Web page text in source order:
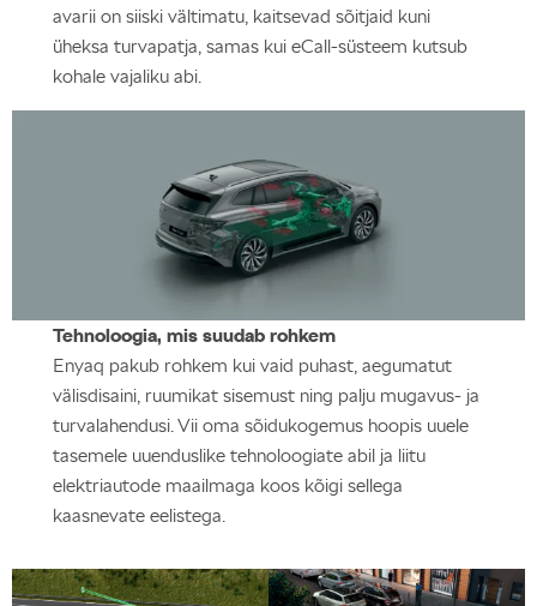
avarii on siiski vältimatu, kaitsevad sõitjaid kuni
üheksa turvapatja, samas kui eCall-süsteem kutsub
kohale vajaliku abi.
Tehnoloogia, mis suudab rohkem
Enyaq pakub rohkem kui vaid puhast, aegumatut
välisdisaini, ruumikat sisemust ning palju mugavus- ja
turvalahendusi. Vii oma sõidukogemus hoopis uuele
tasemele uuenduslike tehnoloogiate abil ja liitu
elektriautode maailmaga koos kõigi sellega
kaasnevate eelistega.